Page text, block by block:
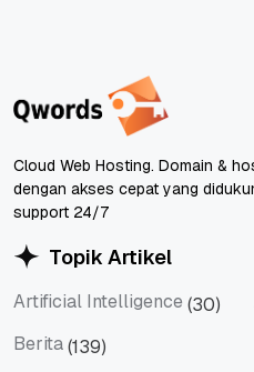
Cloud Web Hosting. Domain &
dengan akses cepat yang
support 24/7
Topik Artikel
Artificial Intelligence (30)
Berita(139)